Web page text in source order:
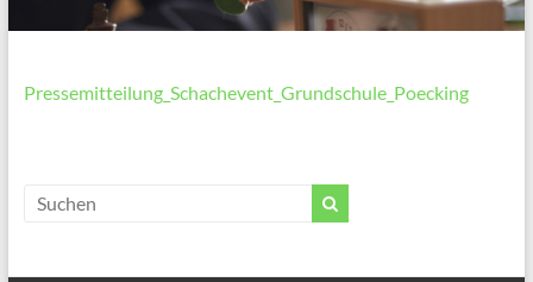
Pressemitteilung_Schachevent_Grundschule_Poecking